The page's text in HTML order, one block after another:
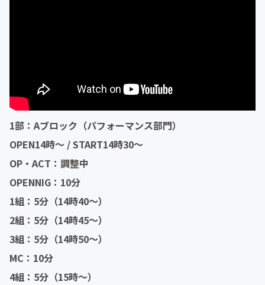
1部：Aブロック（パフォーマンス部門）
OPEN14時〜 / START14時30〜
OP・ACT：調整中
OPENNIG：10分
1組：5分（14時40〜）
2組：5分（14時45〜）
3組：5分（14時50〜）
MC：10分
4組：5分（15時〜）